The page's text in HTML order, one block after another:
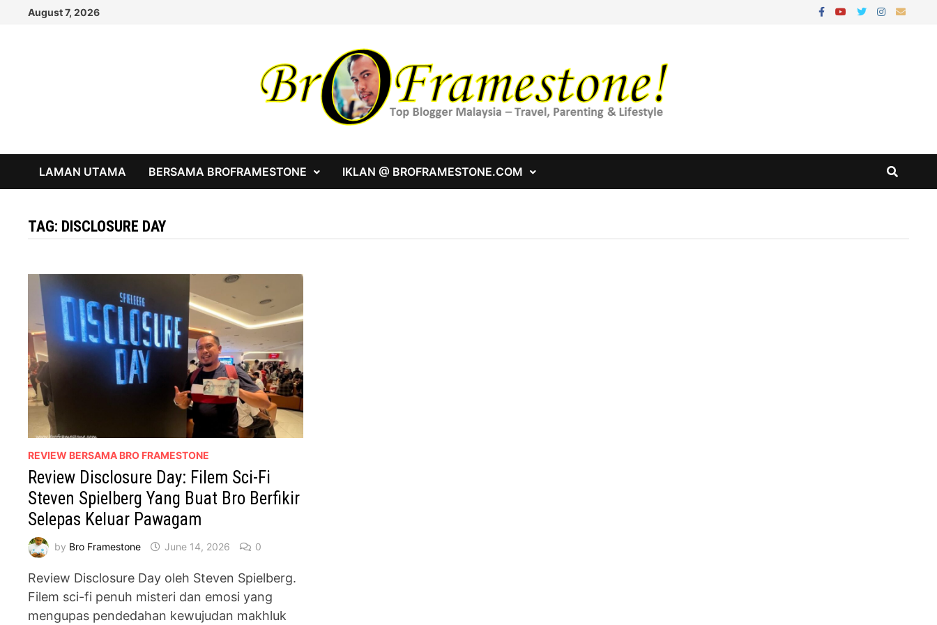
August 7, 2026
LAMAN UTAMA BERSAMA BROFRAMESTONE IKLAN @ BROFRAMESTONE.COM
TAG: DISCLOSURE DAY
REVIEW BERSAMA BRO FRAMESTONE
Review Disclosure Day: Filem Sci-Fi
Steven Spielberg Yang Buat Bro Berfikir
Selepas Keluar Pawagam
by Bro Framestone June 14, 2026 0
Review Disclosure Day oleh Steven Spielberg.
Filem sci-fi penuh misteri dan emosi yang
mengupas pendedahan kewujudan makhluk